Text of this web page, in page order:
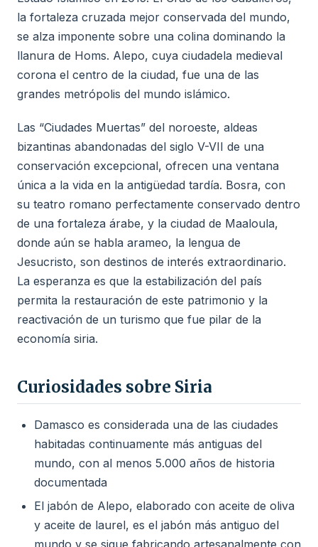
la fortaleza cruzada mejor conservada del mundo,
se alza imponente sobre una colina dominando la
llanura de Homs. Alepo, cuya ciudadela medieval
corona el centro de la ciudad, fue una de las
grandes metrópolis del mundo islámico.
Las “Ciudades Muertas” del noroeste, aldeas
bizantinas abandonadas del siglo V-VII de una
conservación excepcional, ofrecen una ventana
única a la vida en la antigüedad tardía. Bosra, con
su teatro romano perfectamente conservado dentro
de una fortaleza árabe, y la ciudad de Maaloula,
donde aún se habla arameo, la lengua de
Jesucristo, son destinos de interés extraordinario.
La esperanza es que la estabilización del país
permita la restauración de este patrimonio y la
reactivación de un turismo que fue pilar de la
economía siria.
Curiosidades sobre Siria
Damasco es considerada una de las ciudades
habitadas continuamente más antiguas del
mundo, con al menos 5.000 años de historia
documentada
El jabón de Alepo, elaborado con aceite de oliva
y aceite de laurel, es el jabón más antiguo del
mundo y se sigue fabricando artesanalmente con